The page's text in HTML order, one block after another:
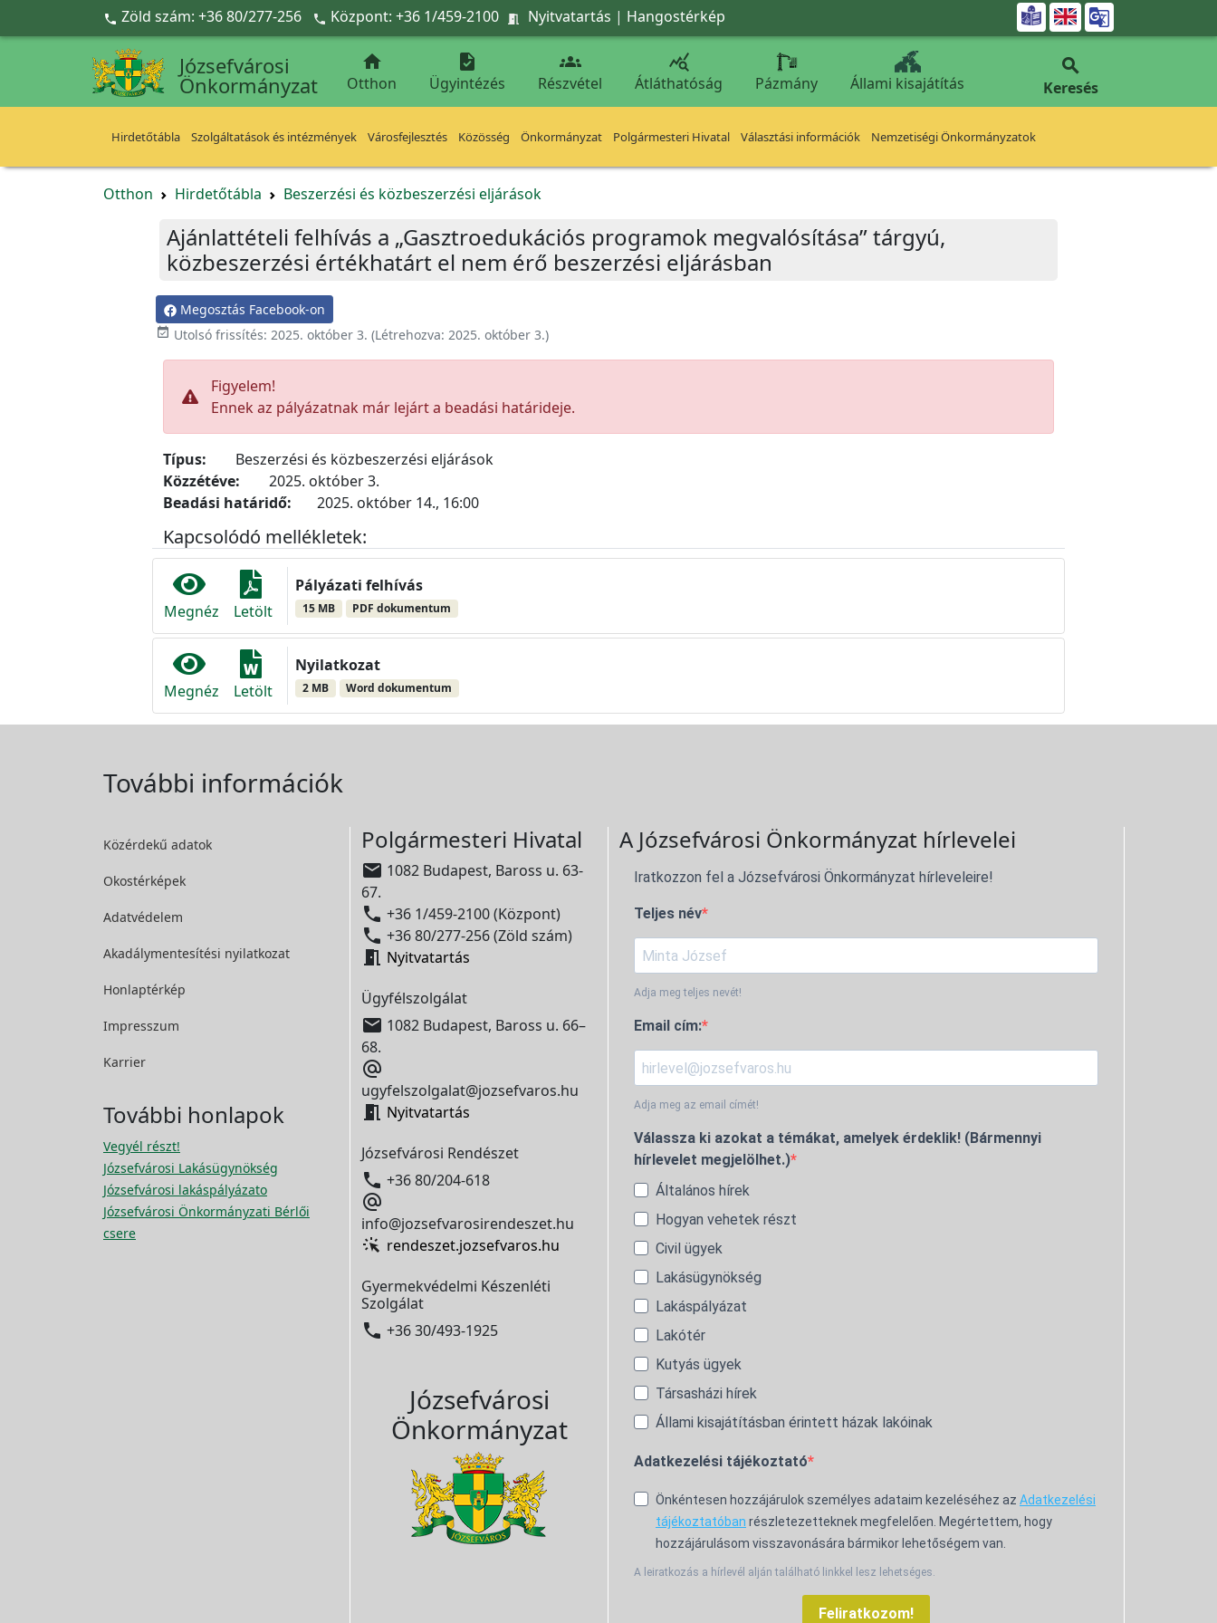
Ugrás a fő tartalomra
 Zöld szám: +36 80/277-256  Központ: +36 1/459-2100  Nyitvatartás | Hangostérkép 
Józsefvárosi
Önkormányzat

Otthon

Ügyintézés

Részvétel

Átláthatóság Pázmány Állami kisajátítás

Keresés
Hirdetőtábla Szolgáltatások és intézmények Városfejlesztés Közösség Önkormányzat Polgármesteri Hivatal Választási információk Nemzetiségi Önkormányzatok
Otthon Hirdetőtábla Beszerzési és közbeszerzési eljárások
Ajánlattételi felhívás a „Gasztroedukációs programok megvalósítása” tárgyú,
közbeszerzési értékhatárt el nem érő beszerzési eljárásban
Megosztás Facebook-on
 Utolsó frissítés: 2025. október 3. (Létrehozva: 2025. október 3.)
Figyelem!
Ennek az pályázatnak már lejárt a beadási határideje.
Típus:
Beszerzési és közbeszerzési eljárások
Közzétéve:
2025. október 3.
Beadási határidő:
2025. október 14., 16:00
Kapcsolódó mellékletek:
Megnéz Letölt
Pályázati felhívás
15 MB PDF dokumentum
Megnéz Letölt
Nyilatkozat
2 MB Word dokumentum
További információk
Közérdekű adatok
Okostérképek
Adatvédelem
Akadálymentesítési nyilatkozat
Honlaptérkép
Impresszum
Karrier
További honlapok
Vegyél részt!
Józsefvárosi Lakásügynökség
Józsefvárosi lakáspályázato
Józsefvárosi Önkormányzati Bérlői
csere
Polgármesteri Hivatal
 1082 Budapest, Baross u. 63-
67.
 +36 1/459-2100 (Központ)
 +36 80/277-256 (Zöld szám)
 Nyitvatartás
Ügyfélszolgálat
 1082 Budapest, Baross u. 66–
68.

ugyfelszolgalat@jozsefvaros.hu
 Nyitvatartás
Józsefvárosi Rendészet
 +36 80/204-618

info@jozsefvarosirendeszet.hu
rendeszet.jozsefvaros.hu
Gyermekvédelmi Készenléti
Szolgálat
 +36 30/493-1925
Józsefvárosi
Önkormányzat
A Józsefvárosi Önkormányzat hírlevelei
Iratkozzon fel a Józsefvárosi Önkormányzat hírleveleire!
Teljes név
Adja meg teljes nevét!
Email cím:
Adja meg az email címét!
Válassza ki azokat a témákat, amelyek érdeklik! (Bármennyi
hírlevelet megjelölhet.)
Általános hírek
Hogyan vehetek részt
Civil ügyek
Lakásügynökség
Lakáspályázat
Lakótér
Kutyás ügyek
Társasházi hírek
Állami kisajátításban érintett házak lakóinak
Adatkezelési tájékoztató
Önkéntesen hozzájárulok személyes adataim kezeléséhez az Adatkezelési
tájékoztatóban részletezetteknek megfelelően. Megértettem, hogy
hozzájárulásom visszavonására bármikor lehetőségem van.
A leiratkozás a hírlevél alján található linkkel lesz lehetséges.
Feliratkozom!